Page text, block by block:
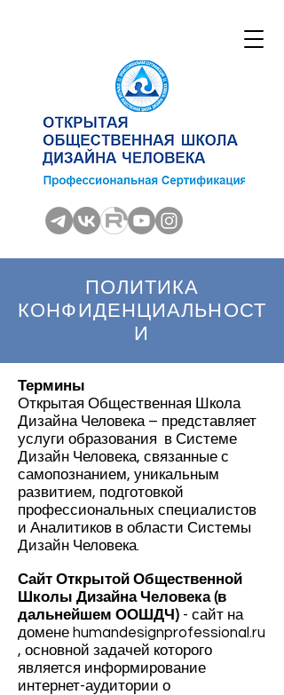
ПОЛИТИКА
КОНФИДЕНЦИАЛЬНОСТ
И
Термины
Открытая Общественная Школа
Дизайна Человека – представляет
услуги образования в Системе
Дизайн Человека, связанные с
самопознанием, уникальным
развитием, подготовкой
профессиональных специалистов
и Аналитиков в области Системы
Дизайн Человека.
Сайт Открытой Общественной
Школы Дизайна Человека (в
дальнейшем ООШДЧ) - сайт на
домене humandesignprofessional.ru
, основной задачей которого
является информирование
интернет-аудитории о